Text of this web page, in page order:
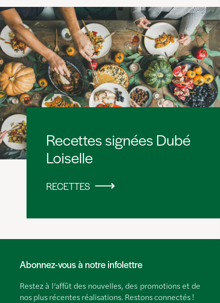
Recettes signées Dubé
Loiselle
RECETTES
Abonnez-vous à notre infolettre
Restez à l’affût des nouvelles, des promotions et de
nos plus récentes réalisations. Restons connectés !